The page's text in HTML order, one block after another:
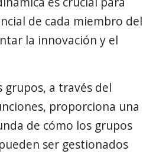
de cada miembro del
la innovación y el
grupos, a través del
proporciona una
de cómo los grupos
ser gestionados